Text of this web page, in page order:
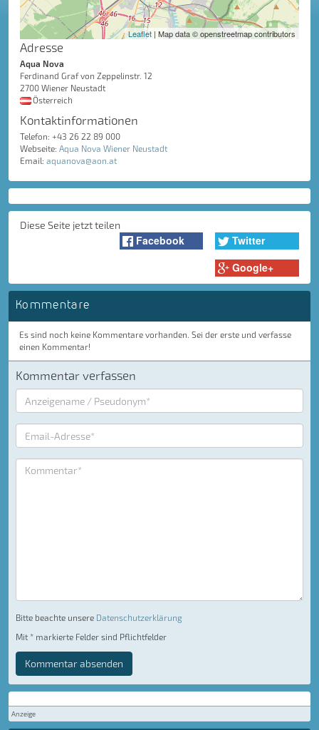
Leaflet | Map data © openstreetmap contributors
Adresse
Aqua Nova
Ferdinand Graf von Zeppelinstr. 12
2700 Wiener Neustadt
Österreich
Kontaktinformationen
Telefon: +43 26 22 89 000
Webseite: Aqua Nova Wiener Neustadt
Email: aquanova@aon.at
Diese Seite jetzt teilen
Facebook
Twitter
Google+
Kommentare
Es sind noch keine Kommentare vorhanden. Sei der erste und verfasse
einen Kommentar!
Kommentar verfassen
Bitte beachte unsere Datenschutzerklärung
Mit * markierte Felder sind Pflichtfelder
Kommentar absenden
Anzeige